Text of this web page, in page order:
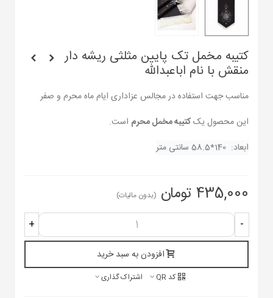
کتیبه مخمل تک پایین مثلثی ریشه دار
منقش با نام اباعبدالله
مناسب جهت استفاده در مجالس عزاداری ایام ماه محرم و صفر
این محصول یککتیبه مخمل محرم است.
ابعاد: 140*58.5 سانتی متر
435,000 تومان (بدون مالیات)
-
+
افزودن به سبد خرید
کد QR اشتراک گذاری